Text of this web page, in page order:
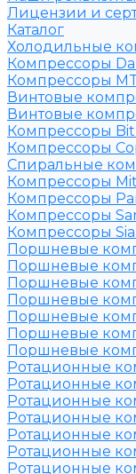
Лицензии и
Каталог
Холодильные
Компрессоры
Компрессоры
Винтовые
Винтовые
Компрессоры
Компрессоры
Спиральные
Компрессоры
Компрессоры
Компрессоры
Компрессоры
Поршневые
Поршневые
Поршневые
Поршневые
Поршневые
Поршневые
Поршневые
Ротационные
Ротационные
Ротационные
Ротационные
Ротационные
Ротационные
Ротационные